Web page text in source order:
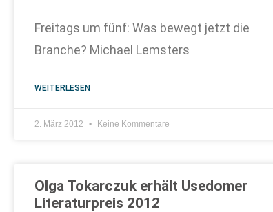
Freitags um fünf: Was bewegt jetzt die
Branche? Michael Lemsters
WEITERLESEN
2. März 2012 Keine Kommentare
Olga Tokarczuk erhält Usedomer
Literaturpreis 2012